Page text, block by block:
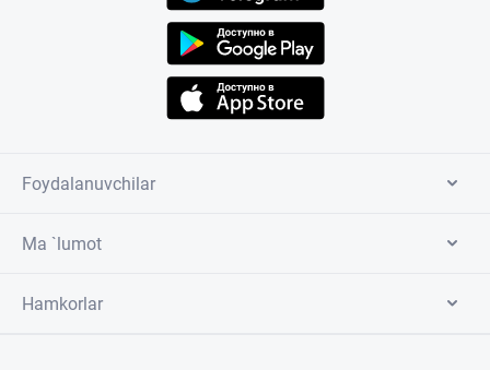
Foydalanuvchilar
Ma `lumot
Hamkorlar